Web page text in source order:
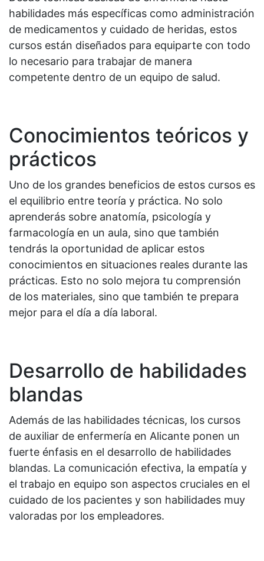
habilidades más específicas como administración
de medicamentos y cuidado de heridas, estos
cursos están diseñados para equiparte con todo
lo necesario para trabajar de manera
competente dentro de un equipo de salud.
Conocimientos teóricos y
prácticos
Uno de los grandes beneficios de estos cursos es
el equilibrio entre teoría y práctica. No solo
aprenderás sobre anatomía, psicología y
farmacología en un aula, sino que también
tendrás la oportunidad de aplicar estos
conocimientos en situaciones reales durante las
prácticas. Esto no solo mejora tu comprensión
de los materiales, sino que también te prepara
mejor para el día a día laboral.
Desarrollo de habilidades
blandas
Además de las habilidades técnicas, los cursos
de auxiliar de enfermería en Alicante ponen un
fuerte énfasis en el desarrollo de habilidades
blandas. La comunicación efectiva, la empatía y
el trabajo en equipo son aspectos cruciales en el
cuidado de los pacientes y son habilidades muy
valoradas por los empleadores.